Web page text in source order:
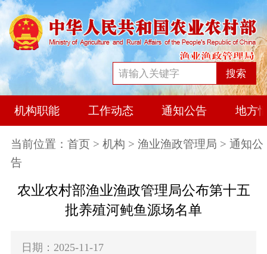
搜索
机构职能 工作动态 通知公告 地方
当前位置： 首页 > 机构 > 渔业渔政管理局 > 通知公
告
农业农村部渔业渔政管理局公布第十五
批养殖河鲀鱼源场名单
日期：2025-11-17